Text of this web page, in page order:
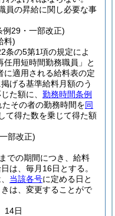
員の昇給に関し必要な事
29・一部改正)
料)
条の5第1項の規定によ
任用短時間勤務職員」と
に適用される給料表の定
げる基準給料月額のう
た額に、 勤務時間条例
その者の勤務時間を同
て得た数を乗じて得た額
部改正)
での期間につき、給料
は、毎月16日とする。
当該各号に定める日と
は、変更することがで
14日